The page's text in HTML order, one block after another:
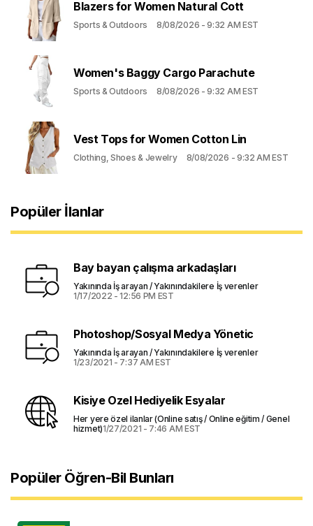
Blazers for Women Natural Cott
Sports & Outdoors 8/08/2026 - 9:32 AM EST
Women's Baggy Cargo Parachute
Sports & Outdoors 8/08/2026 - 9:32 AM EST
Vest Tops for Women Cotton Lin
Clothing, Shoes & Jewelry 8/08/2026 - 9:32 AM EST
Popüler İlanlar
Bay bayan çalışma arkadaşları
Yakınında İş arayan / Yakınındakilere İş verenler
1/17/2022 - 12:56 PM EST
Photoshop/Sosyal Medya Yönetic
Yakınında İş arayan / Yakınındakilere İş verenler
1/23/2021 - 7:37 AM EST
Kisiye Ozel Hediyelik Esyalar
Her yere özel ilanlar (Online satış / Online eğitim / Genel
hizmet)1/27/2021 - 7:46 AM EST
Popüler Öğren-Bil Bunları